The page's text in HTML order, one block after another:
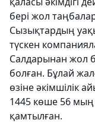
бері жол
Сызықтардың
түскен
Салдарынан жол
болған. Бұлай
өзіне әкімшілік
1445 көше 56
қамтылған.